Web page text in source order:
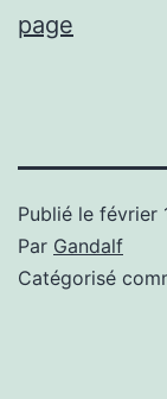
page
Publié le février
Par Gandalf
Catégorisé